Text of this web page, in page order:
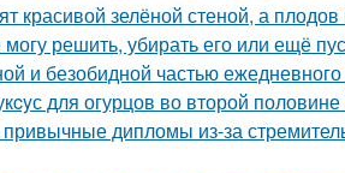
красивой зелёной стеной, а
решить, убирать его или ещё
и безобидной частью
для огурцов во второй половине
дипломы из-за